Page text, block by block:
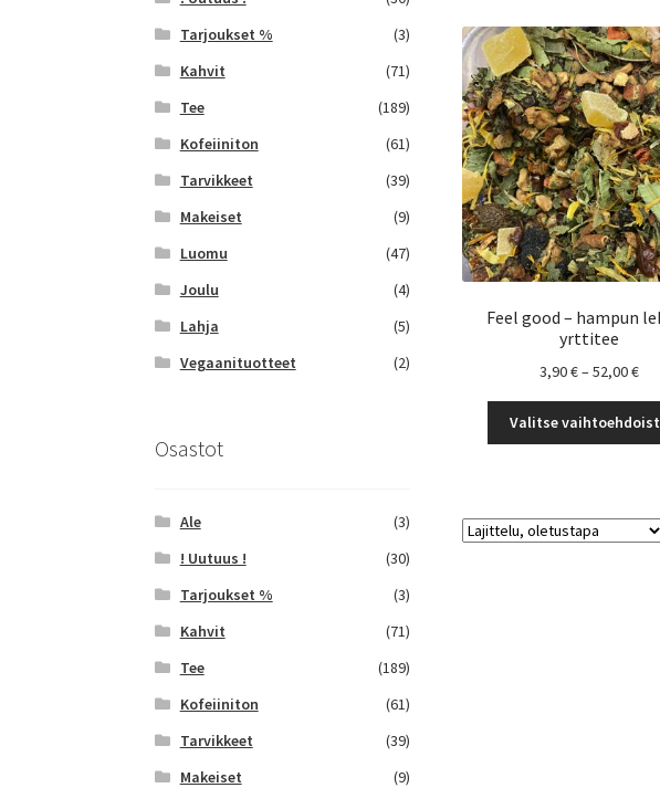
Feel good – hampun
yrttitee
3,90€–52,00€
-
Valitse
Tarjoukset %
(3)
Kahvit
(71)
Tee
(189)
Kofeiiniton
(61)
Tarvikkeet
(39)
Makeiset
(9)
Luomu
(47)
Joulu
(4)
Lahja
(5)
Vegaanituotteet
(2)
Osastot
Ale
(3)
! Uutuus !
(30)
Tarjoukset %
(3)
Kahvit
(71)
Tee
(189)
Kofeiiniton
(61)
Tarvikkeet
(39)
Makeiset
(9)